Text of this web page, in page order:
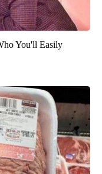
You'll Easily